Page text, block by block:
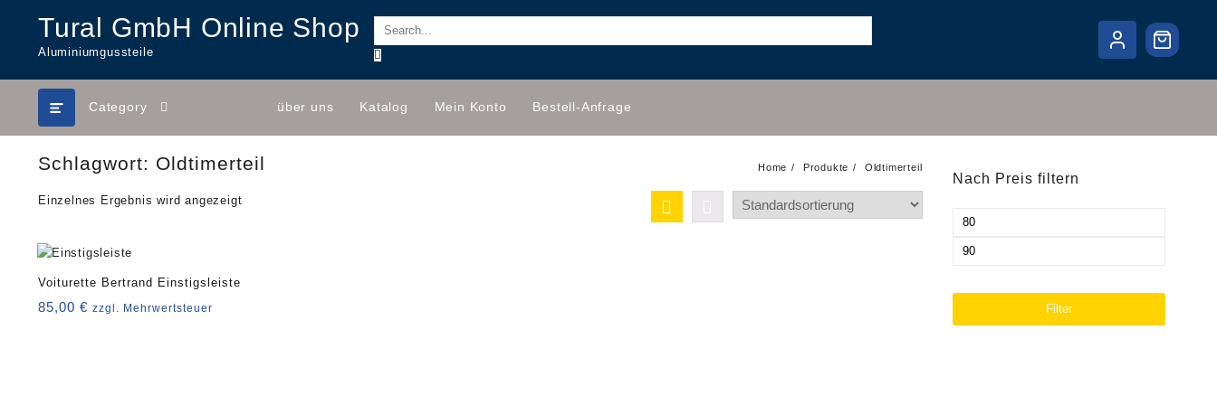
content
Tural GmbH Online Shop
Aluminiumgussteile
Category über uns Katalog Mein Konto Bestell-Anfrage
Schlagwort: Oldtimerteil Home Produkte Oldtimerteil
Einzelnes Ergebnis wird angezeigt
Voiturette Bertrand Einstigsleiste
85,00 € zzgl. Mehrwertsteuer
Nach Preis filtern
Min.
Max.
Filter